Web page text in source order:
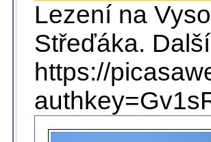
Lezení na
Střeďáka.
https://